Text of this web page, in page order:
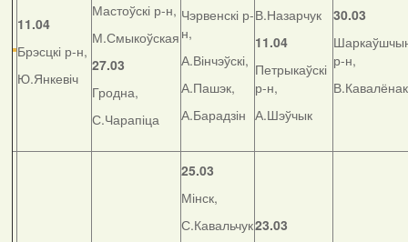
11.04
Брэсцкі р-н,
Ю.Янкевіч
Мастоўскі р-н,
М.Смыкоўская
27.03
Гродна,
С.Чарапіца
Чэрвенскі р-
н,
А.Вінчэўскі,
А.Пашэк,
А.Барадзін
В.Назарчук
11.04
Петрыкаўскі
р-н,
А.Шэўчык
30.03
р-н,
В.Кавалёнак
25.03
Мінск,
С.Кавальчук23.03